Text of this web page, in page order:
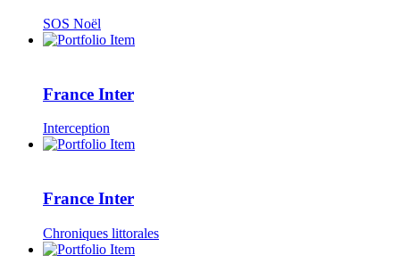
SOS Noël
France Inter
Interception
France Inter
Chroniques littorales